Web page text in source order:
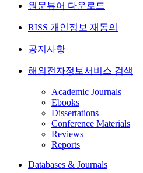
원문뷰어 다운로드
RISS 개인정보 재동의
공지사항
해외전자정보서비스 검색
Academic Journals
Ebooks
Dissertations
Conference Materials
Reviews
Reports
Databases & Journals